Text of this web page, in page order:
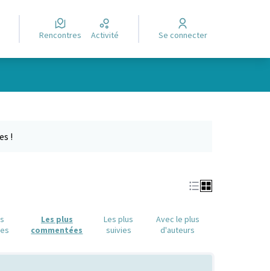
Rencontres Activité Se connecter
!
Les plus
commentées
Les plus
suivies
Avec le plus
d'auteurs